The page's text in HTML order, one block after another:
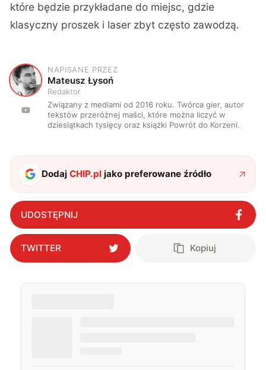
które będzie przykładane do miejsc, gdzie
klasyczny proszek i laser zbyt często zawodzą.
M
NAPISANE PRZEZ
Mateusz Łysoń
Redaktor
Związany z mediami od 2016 roku. Twórca gier, autor
tekstów przeróżnej maści, które można liczyć w
dziesiątkach tysięcy oraz książki Powrót do Korzeni.
DodajCHIP.pl jako preferowane źródło
UDOSTĘPNIJ
TWITTER Kopiuj